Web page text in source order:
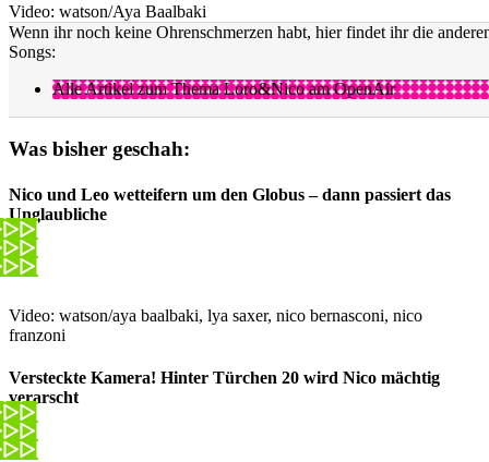
Video: watson/Aya Baalbaki
Wenn ihr noch keine Ohrenschmerzen habt, hier findet ihr die
Songs:
Alle Artikel zum Thema Loro&Nico am OpenAir
Was bisher geschah:
Nico und Leo wetteifern um den Globus – dann passiert das
Unglaubliche
Video: watson/aya baalbaki, lya saxer, nico bernasconi, nico
franzoni
Versteckte Kamera! Hinter Türchen 20 wird Nico mächtig
verarscht